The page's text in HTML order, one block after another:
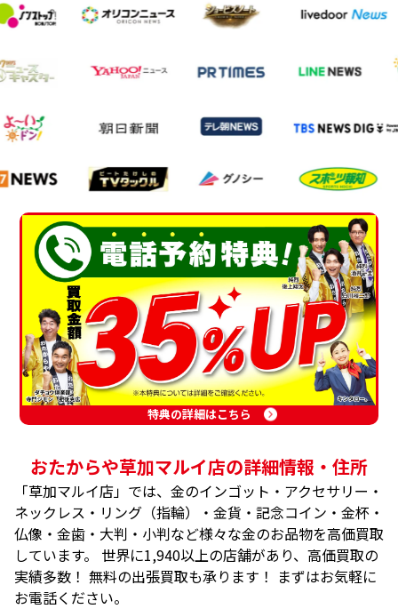
特典の詳細はこちら
おたからや草加マルイ店の詳細情報・住所
「草加マルイ店」では、金のインゴット・アクセサリー・
ネックレス・リング（指輪）・金貨・記念コイン・金杯・
仏像・金歯・大判・小判など様々な金のお品物を高価買取
しています。 世界に1,940以上の店舗があり、高価買取の
実績多数！ 無料の出張買取も承ります！ まずはお気軽に
お電話ください。